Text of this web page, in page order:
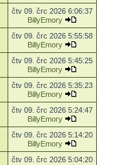
čtv 09. črc 2026 6:06:37
BillyEmory
čtv 09. črc 2026 5:55:58
BillyEmory
čtv 09. črc 2026 5:45:25
BillyEmory
čtv 09. črc 2026 5:35:23
BillyEmory
čtv 09. črc 2026 5:24:47
BillyEmory
čtv 09. črc 2026 5:14:20
BillyEmory
čtv 09. črc 2026 5:04:20